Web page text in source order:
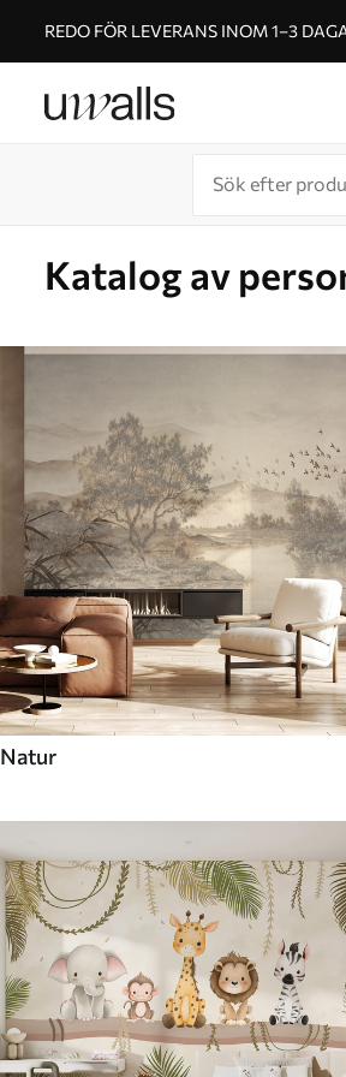
REDO FÖR LEVERANS INOM 1–3
Katalog av
Natur